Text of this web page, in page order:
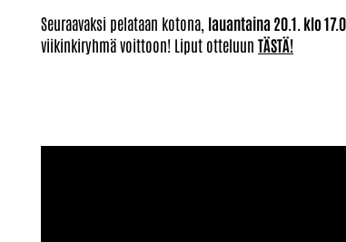
Seuraavaksi pelataan kotona, lauantaina 20.1. klo
viikinkiryhmä voittoon! Liput otteluun TÄSTÄ!